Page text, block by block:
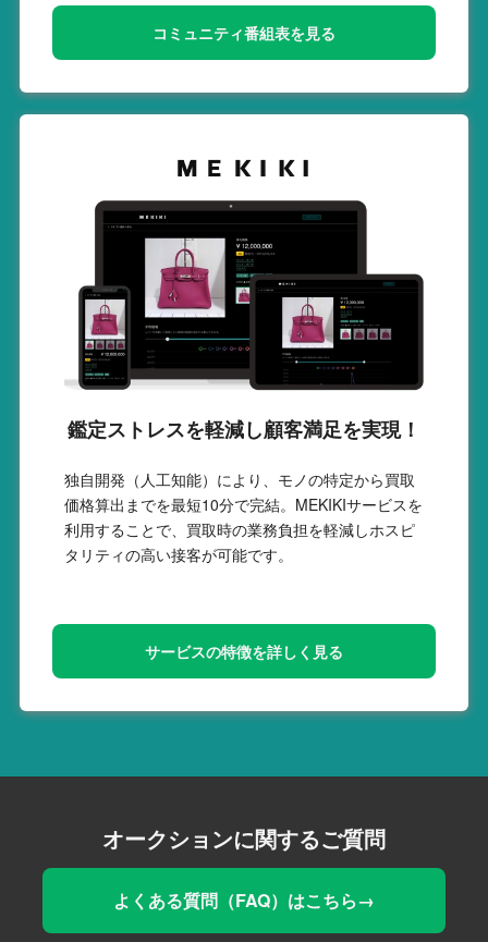
コミュニティ番組表を見る
鑑定ストレスを軽減し顧客満足を実現！
独自開発（人工知能）により、モノの特定から買取
価格算出までを最短10分で完結。MEKIKIサービスを
利用することで、買取時の業務負担を軽減しホスピ
タリティの高い接客が可能です。
サービスの特徴を詳しく見る
オークションに関するご質問
よくある質問（FAQ）はこちら→